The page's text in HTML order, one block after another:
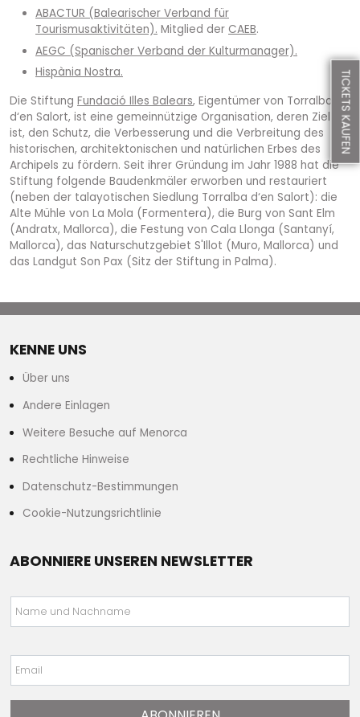
ABACTUR (Balearischer Verband für
Tourismusaktivitäten). Mitglied der CAEB.
AEGC (Spanischer Verband der Kulturmanager).
Hispània Nostra.
Die Stiftung Fundació Illes Balears, Eigentümer von Torralba
d‘en Salort, ist eine gemeinnützige Organisation, deren Ziel es
ist, den Schutz, die Verbesserung und die Verbreitung des
historischen, architektonischen und natürlichen Erbes des
Archipels zu fördern. Seit ihrer Gründung im Jahr 1988 hat die
Stiftung folgende Baudenkmäler erworben und restauriert
(neben der talayotischen Siedlung Torralba d‘en Salort): die
Alte Mühle von La Mola (Formentera), die Burg von Sant Elm
(Andratx, Mallorca), die Festung von Cala Llonga (Santanyí,
Mallorca), das Naturschutzgebiet S'Illot (Muro, Mallorca) und
das Landgut Son Pax (Sitz der Stiftung in Palma).
TICKETS KAUFEN
KENNE UNS
Über uns
Andere Einlagen
Weitere Besuche auf Menorca
Rechtliche Hinweise
Datenschutz-Bestimmungen
Cookie-Nutzungsrichtlinie
ABONNIERE UNSEREN NEWSLETTER
Name und Nachname
Email